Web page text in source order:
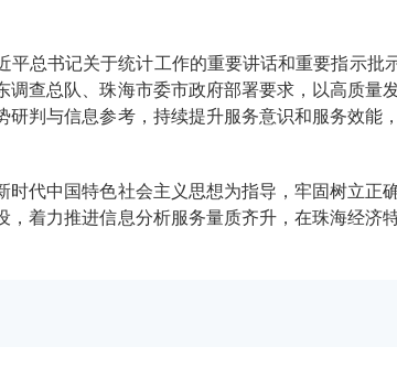
平总书记关于统计工作的重要讲话和重要指示批
调查总队、珠海市委市政府部署要求 ，以高质量
研判与信息参考，持续提升服务意识和服务效能 ，
时代中国特色社会主义思想为指导，牢固树立正
，着力推进信息分析服务量质齐升 ，在珠海经济